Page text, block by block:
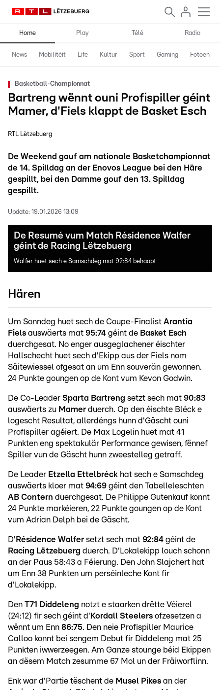
Home Play Télé Radio
News Mobilitéit Life Kultur Sport Gaming Fotoen
Basketball-Championnat
Bartreng wënnt ouni Profispiller géint
Mamer, d'Fiels klappt de Basket Esch
RTL Lëtzebuerg
De Weekend gouf am nationale Basketchampionnat
de 14. Spilldag an der Enovos League bei den Häre
gespillt, bei den Damme gouf den 13. Spilldag
gespillt.
Update: 19.01.2026 13:09
De Resumé vum Match Résidence Walfer
géint de Racing Lëtzebuerg
Walfer huet sech e Samschdeg mat 92:84 behaapt
Hären
Um Sonndeg huet sech de Coupe-Finalist Arantia
Fiels auswäerts mat 95:74 géint de Basket Esch
duerchgesat. No enger ausgeglachener éischter
Hallschecht huet sech d'Ekipp aus der Fiels nom
Säitewiessel ofgesat an um Enn souverän gewonnen.
24 Punkte goungen op de Kont vum Kevon Godwin.
De Co-Leader Sparta Bartreng setzt sech mat 90:83
auswäerts zu Mamer duerch. Op den éischte Bléck e
logescht Resultat, allerdéngs hunn d'Gäscht ouni
Profispiller agéiert. De Max Logelin huet mat 41
Punkten eng spektakulär Performance gewisen, fënnef
Spiller vun de Gäscht hunn zweestelleg getraff.
De Leader Etzella Ettelbréck hat sech e Samschdeg
auswäerts kloer mat 94:69 géint den Tabelleleschten
AB Contern duerchgesat. De Philippe Gutenkauf konnt
24 Punkte markéieren, 22 Punkte goungen op de Kont
vum Adrian Delph bei de Gäscht.
D' Résidence Walfer setzt sech mat 92:84 géint de
Racing Lëtzebuerg duerch. D'Lokalekipp louch schonn
an der Paus 58:43 a Féierung. Den John Slajchert hat
um Enn 38 Punkten um perséinleche Kont fir
d'Lokalekipp.
Den T71 Diddeleng notzt e staarken drëtte Véierel
(24:12) fir sech géint d' Kordall Steelers ofzesetzen a
wënnt um Enn 86:75. Den neie Profispiller Maurice
Calloo konnt bei sengem Debut fir Diddeleng mat 25
Punkten iwwerzeegen. Am Ganze stounge béid Ekippen
an dësem Match zesumme 67 Mol un der Fräiworflinn.
Enk war d'Partie tëschent de Musel Pikes an der